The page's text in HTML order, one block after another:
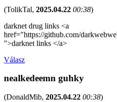
(TolikTal, 2025.04.22 00:38)
darknet drug links <a
href="https://github.com/
">darknet links </a>
Válasz
nealkedeemn guhky
(DonaldMib, 2025.04.22 00:38)